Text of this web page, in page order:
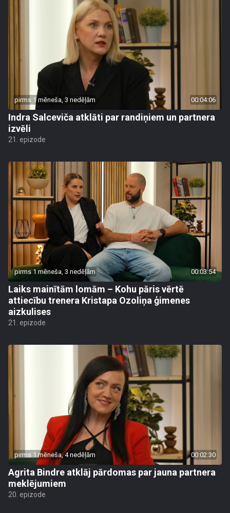
pirms 1 mēneša, 3 nedēļām 00:04:06
Indra Salceviča atklāti par randiņiem un partnera
izvēli
21. epizode
pirms 1 mēneša, 3 nedēļām 00:03:54
Laiks mainītām lomām – Kohu pāris vērtē
attiecību trenera Kristapa Ozoliņa ģimenes
aizkulises
21. epizode
pirms 1 mēneša, 4 nedēļām 00:02:30
Agrita Bindre atklāj pārdomas par jauna partnera
meklējumiem
20. epizode